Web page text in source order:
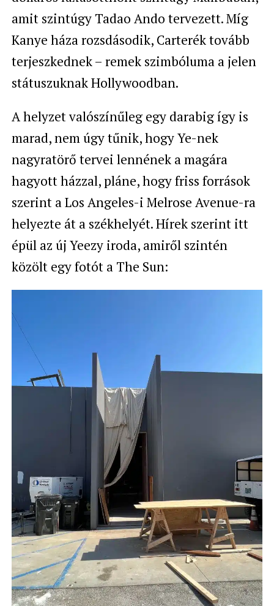
amit szintúgy Tadao Ando tervezett. Míg
Kanye háza rozsdásodik, Carterék tovább
terjeszkednek – remek szimbóluma a jelen
státuszuknak Hollywoodban.
A helyzet valószínűleg egy darabig így is
marad, nem úgy tűnik, hogy Ye-nek
nagyratörő tervei lennének a magára
hagyott házzal, pláne, hogy friss források
szerint a Los Angeles-i Melrose Avenue-ra
helyezte át a székhelyét. Hírek szerint itt
épül az új Yeezy iroda, amiről szintén
közölt egy fotót a The Sun: